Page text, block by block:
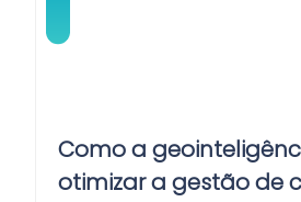
Como a
otimizar a gestão de